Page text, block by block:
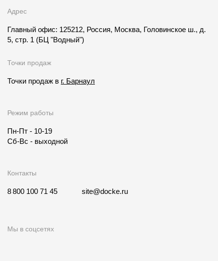
Адрес
Главный офис: 125212, Россия, Москва, Головинское ш., д.
5, стр. 1 (БЦ "Водный")
Точки продаж
Точки продаж в г. Барнаул
Режим работы
Пн-Пт - 10-19
Сб-Вс - выходной
Контакты
8 800 100 71 45 site@docke.ru
Мы в соцсетях